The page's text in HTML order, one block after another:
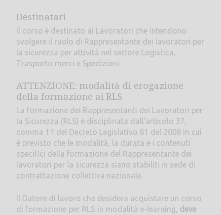
Destinatari
Il corso è destinato ai Lavoratori che intendono
svolgere il ruolo di Rappresentante dei lavoratori per
la sicurezza per attività nel settore Logistica,
Trasporto merci e Spedizioni.
ATTENZIONE: modalità di erogazione
della formazione ai RLS
La formazione dei Rappresentanti dei Lavoratori per
la Sicurezza (RLS) è disciplinata dall'articolo 37,
comma 11 del Decreto Legislativo 81 del 2008 in cui
è previsto che le modalità, la durata e i contenuti
specifici della formazione del Rappresentante dei
lavoratori per la sicurezza siano stabiliti in sede di
contrattazione collettiva nazionale.
Il Datore di lavoro che desidera acquistare un corso
di formazione per RLS in modalità e-learning, deve